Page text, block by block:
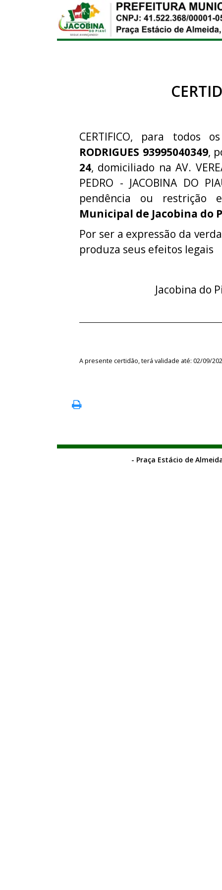
CERTIFICO, para
RODRIGUES 93995040349,
24, domiciliado na AV.
PEDRO - JACOBINA DO
pendência ou
Municipal de Jacobina do
Por ser a expressão da
produza seus efeitos legais
Jacobina do
A presente certidão, terá validade até: 02/09/
- Praça Estácio de